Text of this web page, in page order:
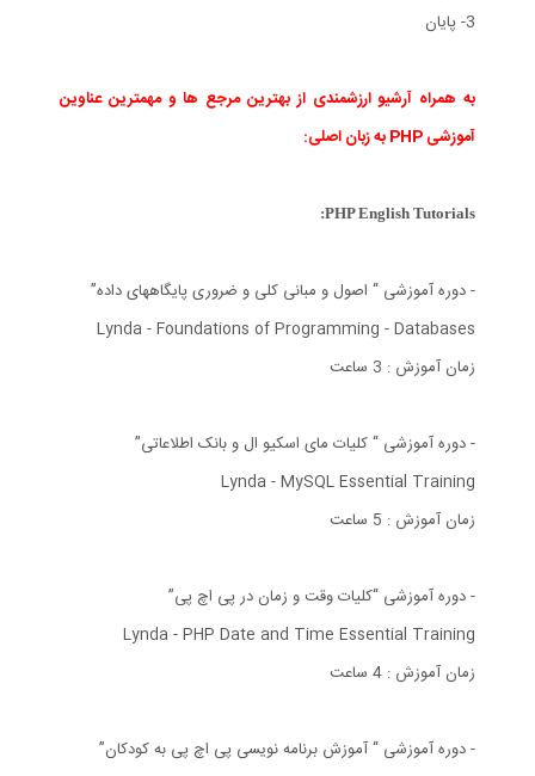
3- پایان
به همراه آرشیو ارزشمندی از بهترین مرجع ها و مهمترین عناوین
آموزشی PHP به زبان اصلی:
PHP English Tutorials:
- دوره آموزشی “ اصول و مبانی کلی و ضروری پایگاههای داده”
Lynda - Foundations of Programming - Databases
زمان آموزش : 3 ساعت
- دوره آموزشی “ کلیات مای اسکیو ال و بانک اطلاعاتی”
Lynda - MySQL Essential Training
زمان آموزش : 5 ساعت
- دوره آموزشی “کلیات وقت و زمان در پی اچ پی”
Lynda - PHP Date and Time Essential Training
زمان آموزش : 4 ساعت
- دوره آموزشی “ آموزش برنامه نویسی پی اچ پی به کودکان”